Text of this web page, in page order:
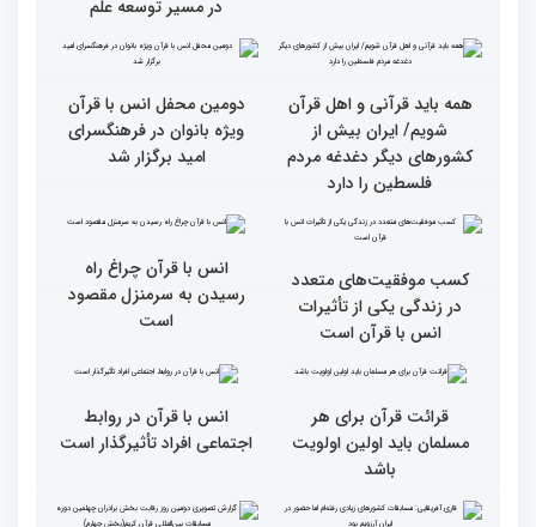
بخش برادران مسابقات
بین‌المللی قرآن کریم
مسابقات قرآن با مساعدت
همه بخش‌های ستاد اجرایی
به خوبی پیش رفته/ اوقاف
همه باید قرآنی و اهل قرآن
شویم/ ایران بیش از
کشورهای دیگر دغدغه مردم
فلسطین را دارد
دومین محفل انس با قرآن
ویژه بانوان در فرهنگسرای
کسب موفقیت‌های متعدد
در زندگی یکی از تأثیرات
انس با قرآن است
انس با قرآن چراغ راه
است